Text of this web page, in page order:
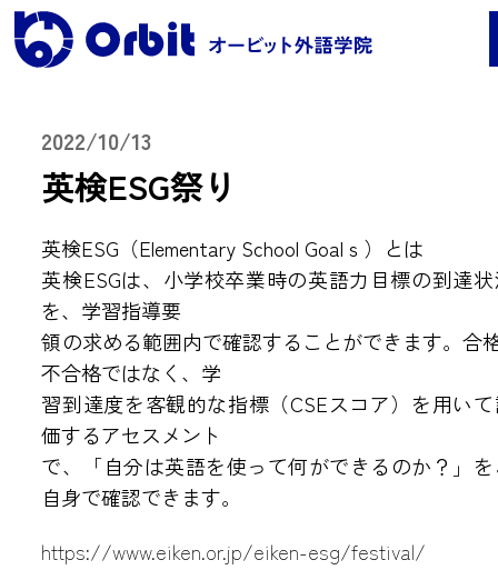
●Orbit 5つのポイント
●レッスンコース案内
●海外留学
●料金
よくある質問
アクセス・教室紹介
2022/10/13
英検ESG祭り
英検ESG（Elementary School Goalｓ）とは
英検ESGは、小学校卒業時の英語力目標の到達
を、学習指導要
領の求める範囲内で確認することができます。合
不合格ではなく、学
習到達度を客観的な指標（CSEスコア）を用い
価するアセスメント
で、「自分は英語を使って何ができるのか？」
自身で確認できます。
https://www.eiken.or.jp/eiken-esg/festival/